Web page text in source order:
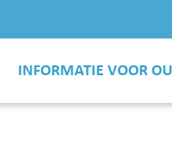
INFORMATIE VOOR